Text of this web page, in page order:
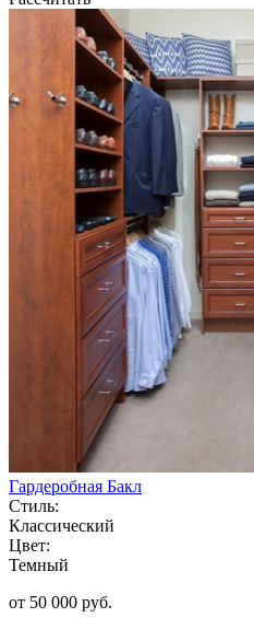
Гардеробная Бакл
Стиль:
Классический
Цвет:
Темный
от 50 000 руб.